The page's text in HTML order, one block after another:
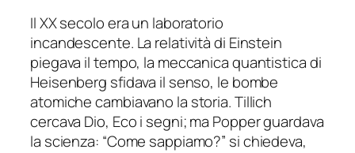
Il XX secolo era un laboratorio
incandescente. La relatività di Einstein
piegava il tempo, la meccanica quantistica di
Heisenberg sfidava il senso, le bombe
atomiche cambiavano la storia. Tillich
cercava Dio, Eco i segni; ma Popper guardava
la scienza: “Come sappiamo?” si chiedeva,